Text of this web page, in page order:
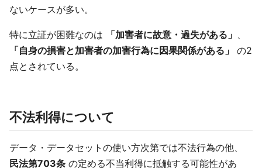
ないケースが多い。
特に立証が困難なのは 「加害者に故意・過失がある」 、
「自身の損害と加害者の加害行為に因果関係がある」
の2
点とされている。
不法利得について
データ・データセットの使い方次第では不法行為の他、
民法第703条 の定める不当利得に抵触する可能性があ